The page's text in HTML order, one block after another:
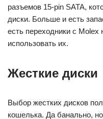
разъемов 15-pin SATA,
диски. Больше и есть
есть переходники с Molex
использовать их.
Жесткие диски
Выбор жестких дисков
кошелька. Да банально,